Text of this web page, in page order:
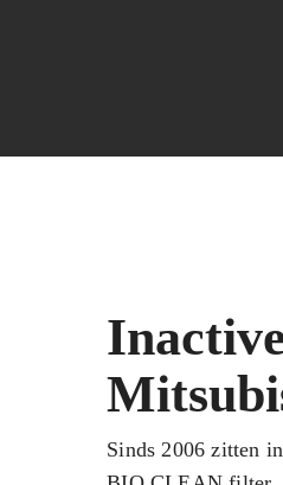
Sinds 2006 zitten